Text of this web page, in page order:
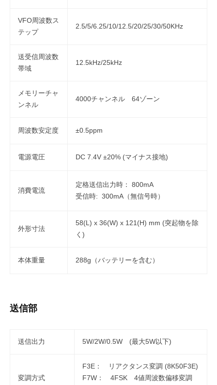
VFO周波数ス
テップ
2.5/5/6.25/10/12.5/20/25/30/50KHz
送受信周波数
帯域
12.5kHz/25kHz
メモリーチャ
ンネル
4000チャンネル 64ゾーン
周波数安定度 ±0.5ppm
電源電圧 DC 7.4V ±20% (マイナス接地)
消費電流
定格送信出力時： 800mA
受信時: 300mA（無信号時）
外形寸法
58(L) x 36(W) x 121(H) mm (突起物を除
く)
本体重量 288g（バッテリーを含む）
送信部
送信出力 5W/2W/0.5W (最大5W以下)
変調方式
F3E： リアクタンス変調 (8K50F3E)
F7W： 4FSK 4値周波数偏移変調